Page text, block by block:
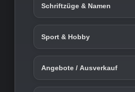
Schriftzüge & Namen
Sport & Hobby
Angebote / Ausverkauf